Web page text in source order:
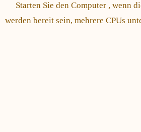
Starten Sie den Computer , wenn
werden bereit sein, mehrere CPUs